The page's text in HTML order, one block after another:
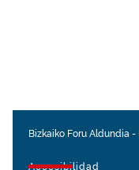
Bizkaiko Foru Aldundia -
Accesibilidad